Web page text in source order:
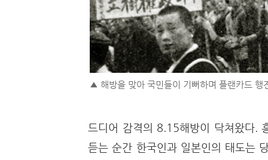
▲ 해방을 맞아 국민들이 기뻐하며 플랜카드
드디어 감격의 8.15해방이 닥쳐왔다.
듣는 순간 한국인과 일본인의 태도는